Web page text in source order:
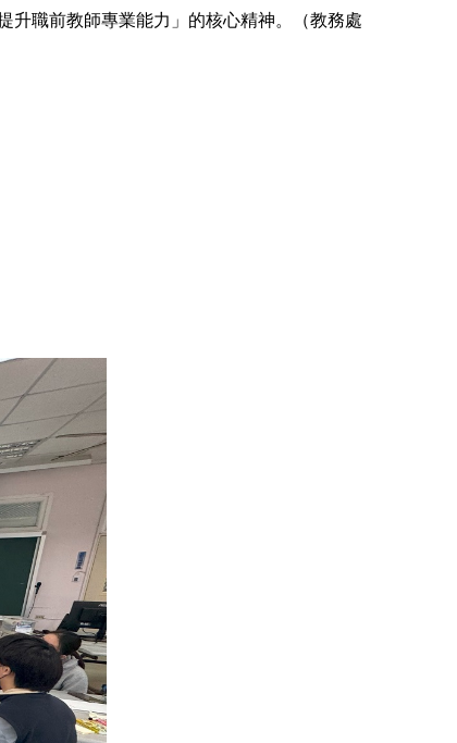
升職前教師專業能力」的核心精神。（教務處